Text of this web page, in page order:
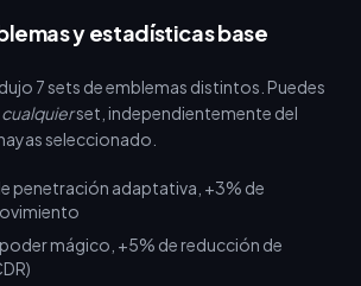
y estadísticas base
7 sets de emblemas distintos. Puedes
cualquierset, independientemente del
seleccionado.
penetración adaptativa, +3% de
mágico, +5% de reducción de